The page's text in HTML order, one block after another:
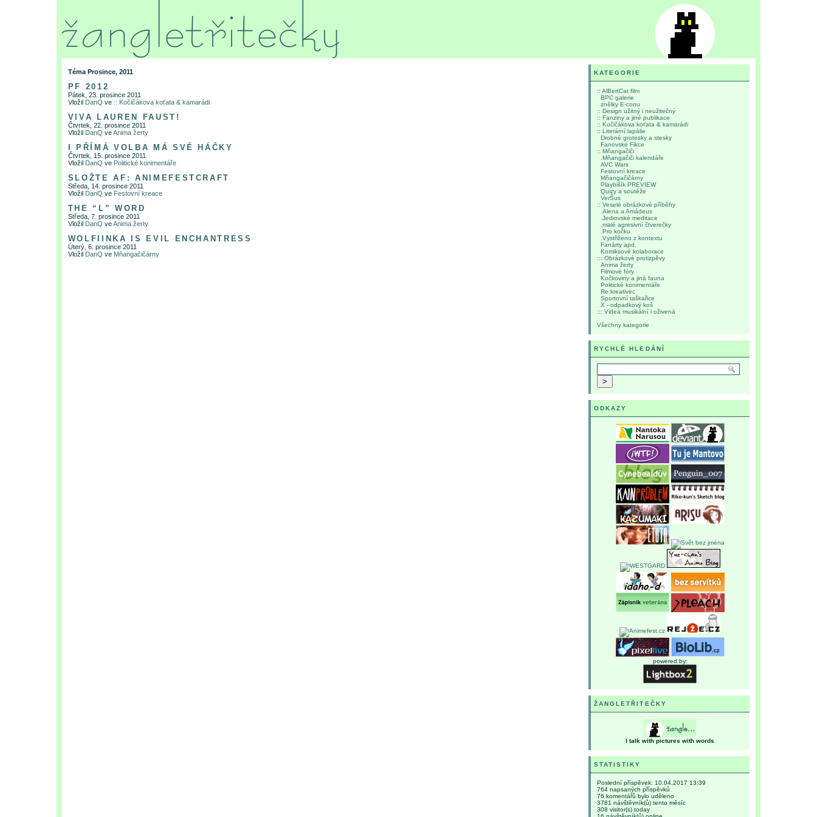
Téma Prosince, 2011
PF 2012
Pátek, 23. prosince 2011
Vložil DanQ ve :: Kočičákova koťata & kamarádi
VIVA LAUREN FAUST!
Čtvrtek, 22. prosince 2011
Vložil DanQ veAnima žerty
I PŘÍMÁ VOLBA MÁ SVÉ HÁČKY
Čtvrtek, 15. prosince 2011
Vložil DanQ ve Politické konimentáře
SLOŽTE AF: ANIMEFESTCRAFT
Středa, 14. prosince 2011
Vložil DanQ ve Festovní kreace
THE “L” WORD
Středa, 7. prosince 2011
Vložil DanQ veAnima žerty
WOLFIINKA IS EVIL ENCHANTRESS
Úterý, 6. prosince 2011
Vložil DanQ ve Mňangačičárny
KATEGORIE
:: AlBertCat film
BPC galerie
znělky E-conu
:: Design užitný i neužitečný
:: Fanziny a jiné publikace
:: Kočičákova koťata & kamarádi
:: Literární lapálie
Drobné grotesky a stesky
Fanovské Fikce
:: Mňangačiči
.Mňangačiči kalendáře
AVC Wars
Festovní kreace
Mňangačičárny
Playbišík PREVIEW
Quizy a soutěže
VerŠus
:: Veselé obrázkové příběhy
.Alena a Amádeus
.Jediovské meditace
.malé agresivní čtverečky
.Pro kočku
.Vystřiženo z kontextu
Fanárty apd.
Komiksové kolaborace
::: Obrázkové protizpěvy
Anima žerty
Filmové fóry
Kočkoviny a jiná fauna
Politické konimentáře
Re:kreativec
Sportovní taškařice
X - odpadkový koš
::: Videa musikální i oživená
Všechny kategorie
RYCHLÉ HLEDÁNÍ
ODKAZY
powered by:
ŽANGLETŘITEČKY
I talk with pictures with words
STATISTIKY
Poslední příspěvek: 10.04.2017 13:39
764napsaných příspěvků
76 komentářů bylo uděleno
3781 návštěvník(ů) tento měsíc
308 visitor(s) today